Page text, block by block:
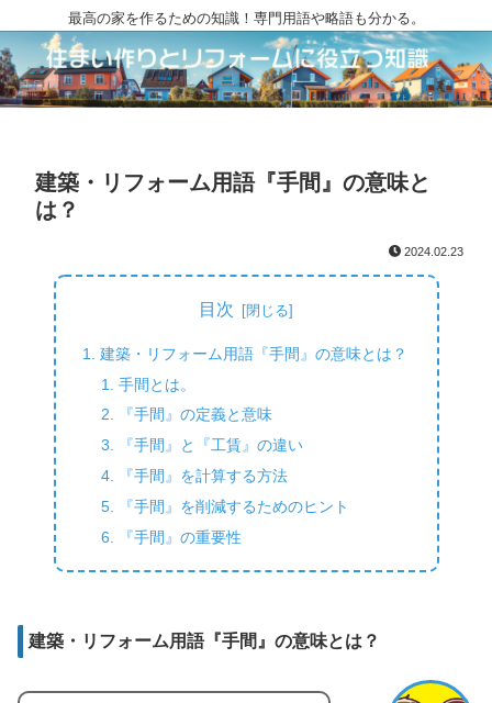
最高の家を作るための知識！専門用語や略語も分かる。
建築・リフォーム用語『手間』の意味と
は？
2024.02.23
目次
建築・リフォーム用語『手間』の意味とは？
手間とは。
『手間』の定義と意味
『手間』と『工賃』の違い
『手間』を計算する方法
『手間』を削減するためのヒント
『手間』の重要性
建築・リフォーム用語『手間』の意味とは？